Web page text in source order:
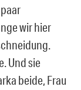
wir hier
Und sie
beide, Frau